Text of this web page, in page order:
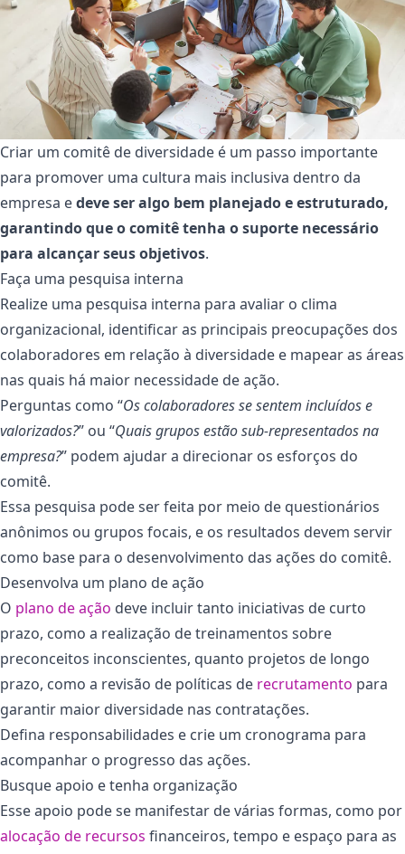
Criar um comitê de diversidade é um passo importante
para promover uma cultura mais inclusiva dentro da
empresa edeve ser algo bem planejado e estruturado,
garantindo que o comitê tenha o suporte necessário
para alcançar seus objetivos.
Faça uma pesquisa interna
Realize uma pesquisa interna para avaliar o clima
organizacional, identificar as principais preocupações dos
colaboradores em relação à diversidade e mapear as áreas
nas quais há maior necessidade de ação.
Perguntas como “Os colaboradores se sentem incluídos e
valorizados?” ou “Quais grupos estão sub-representados na
empresa?” podem ajudar a direcionar os esforços do
comitê.
Essa pesquisa pode ser feita por meio de questionários
anônimos ou grupos focais, e os resultados devem servir
como base para o desenvolvimento das ações do comitê.
Desenvolva um plano de ação
O plano de ação deve incluir tanto iniciativas de curto
prazo, como a realização de treinamentos sobre
preconceitos inconscientes, quanto projetos de longo
prazo, como a revisão de políticas de recrutamento para
garantir maior diversidade nas contratações.
Defina responsabilidades e crie um cronograma para
acompanhar o progresso das ações.
Busque apoio e tenha organização
Esse apoio pode se manifestar de várias formas, como por
alocação de recursos financeiros, tempo e espaço para as